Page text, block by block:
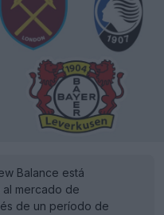
Balance está
mercado de
de un período de